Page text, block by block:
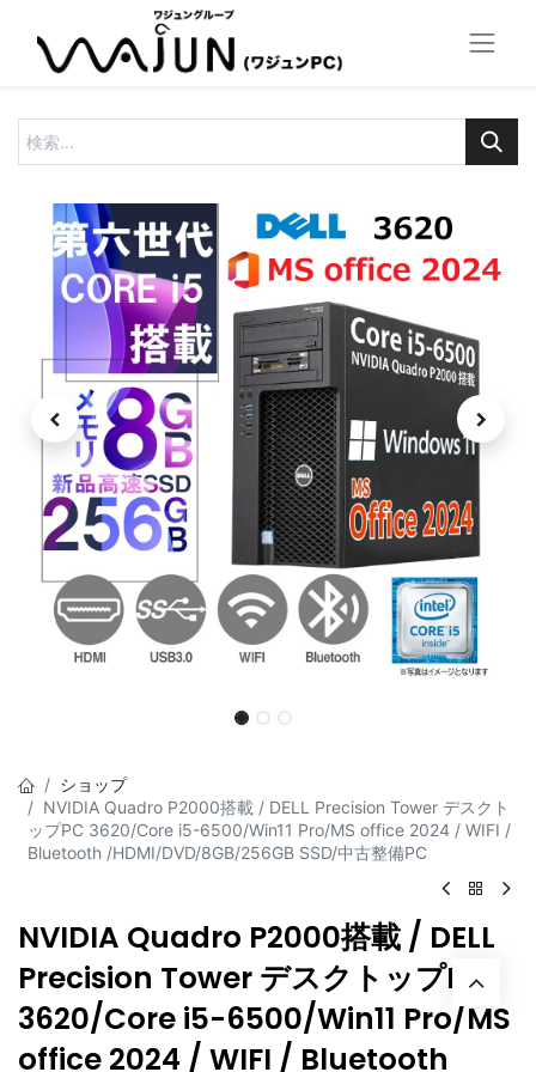
ショップ
NVIDIA Quadro P2000搭載 / DELL Precision Tower デスクト
ップPC 3620/Core i5-6500/Win11 Pro/MS office 2024 / WIFI /
Bluetooth /HDMI/DVD/8GB/256GB SSD/中古整備PC
NVIDIA Quadro P2000搭載 / DELL
Precision Tower デスクトップPC
3620/Core i5-6500/Win11 Pro/MS
office 2024 / WIFI / Bluetooth